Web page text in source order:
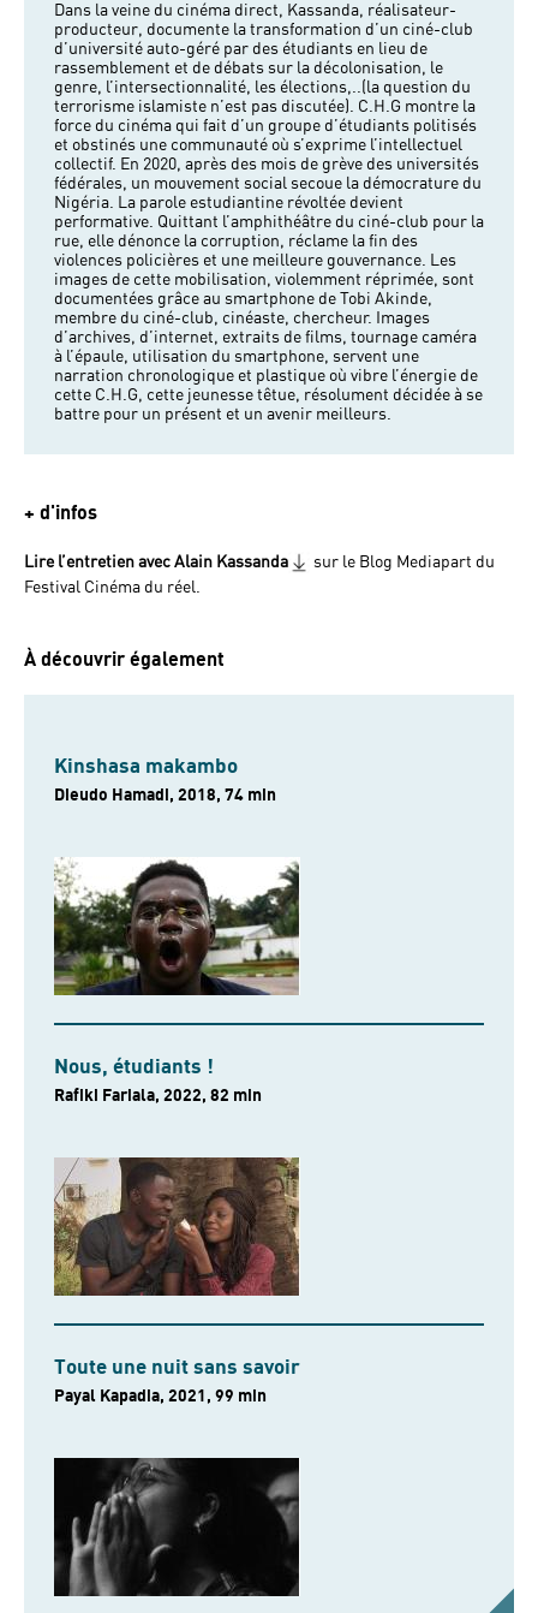
Dans la veine du cinéma direct, Kassanda, réalisateur-
producteur, documente la transformation d’un ciné-club
d’université auto-géré par des étudiants en lieu de
rassemblement et de débats sur la décolonisation, le
genre, l’intersectionnalité, les élections,..(la question du
terrorisme islamiste n’est pas discutée). C.H.G montre la
force du cinéma qui fait d’un groupe d’étudiants politisés
et obstinés une communauté où s’exprime l’intellectuel
collectif. En 2020, après des mois de grève des universités
fédérales, un mouvement social secoue la démocrature du
Nigéria. La parole estudiantine révoltée devient
performative. Quittant l’amphithéâtre du ciné-club pour la
rue, elle dénonce la corruption, réclame la fin des
violences policières et une meilleure gouvernance. Les
images de cette mobilisation, violemment réprimée, sont
documentées grâce au smartphone de Tobi Akinde,
membre du ciné-club, cinéaste, chercheur. Images
d’archives, d’internet, extraits de films, tournage caméra
à l’épaule, utilisation du smartphone, servent une
narration chronologique et plastique où vibre l’énergie de
cette C.H.G, cette jeunesse têtue, résolument décidée à se
battre pour un présent et un avenir meilleurs.
+ d'infos
Lire l’entretien avec Alain Kassanda
sur le Blog Mediapart du
Festival Cinéma du réel.
À découvrir également
Kinshasa makambo
Dieudo Hamadi, 2018, 74 min
Nous, étudiants !
Rafiki Fariala, 2022, 82 min
Toute une nuit sans savoir
Payal Kapadia, 2021, 99 min